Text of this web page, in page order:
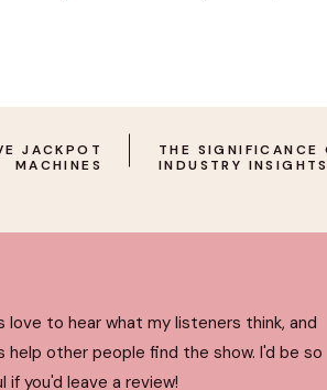
THE SIGNIFICANCE
INDUSTRY INSIGHTS
JACKPOT
MACHINES
love to hear what my listeners think, and
help other people find the show. I'd be so
if you'd leave a review!